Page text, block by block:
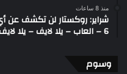
منذ 8 ساعات
6 – العاب – يلا لايف – يلا لايف
وسوم